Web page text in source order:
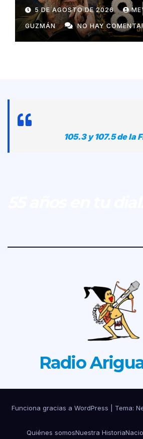
5 DE AGOSTO DE 2026
GUZMÁN NO HAY
105.3 y 107.5 de la
Radio
Funciona gracias a WordPress Tema:
Quiénes somosNuestra Historia